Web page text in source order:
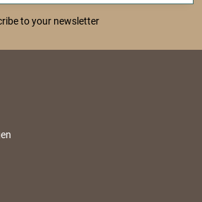
to your newsletter